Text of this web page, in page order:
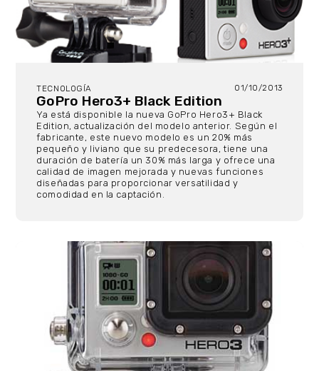
TECNOLOGÍA 01/10/2013
GoPro Hero3+ Black Edition
Ya está disponible la nueva GoPro Hero3+ Black
Edition, actualización del modelo anterior. Según el
fabricante, este nuevo modelo es un 20% más
pequeño y liviano que su predecesora, tiene una
duración de batería un 30% más larga y ofrece una
calidad de imagen mejorada y nuevas funciones
diseñadas para proporcionar versatilidad y
comodidad en la captación.